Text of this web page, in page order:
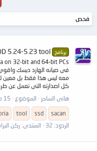
فحص
برنامج 5.24-5.23 tool
معه ليس هذا فقط بل معين
كل اصدارته التى تعمل عن
هانى الساحر
الموضوع 15 مارس 2020
sacan
ssd
tool
الردود: 32
المنتدى: ركن